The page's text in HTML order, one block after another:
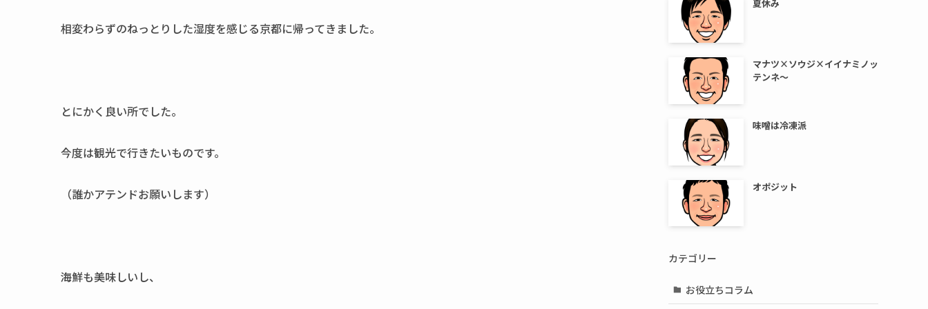
相変わらずのねっとりした湿度を感じる京都に帰ってきました。
とにかく良い所でした。
今度は観光で行きたいものです。
（誰かアテンドお願いします）
海鮮も美味しいし、
夏休み
マナツ×ソウジ×イイナミノッ
テンネ～
味噌は冷凍派
オポジット
カテゴリー
お役立ちコラム